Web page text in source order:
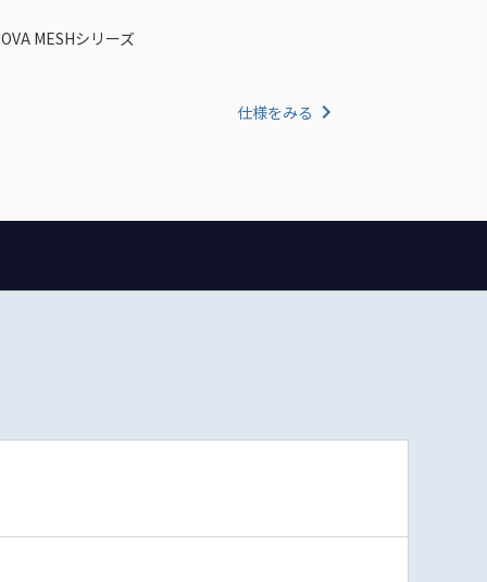
MESHシリーズ
仕様をみる